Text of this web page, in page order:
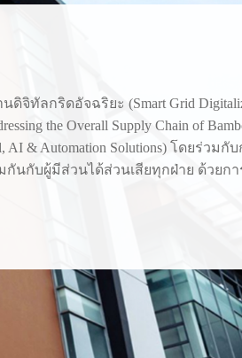
ทัลกริดอัจฉริยะ (Smart Grid
the Overall Supply Chain of
& Automation Solutions) โดยร่วมกั
กันกับผู้มีส่วนได้ส่วนเสียทุกฝ่าย ด้วยกา